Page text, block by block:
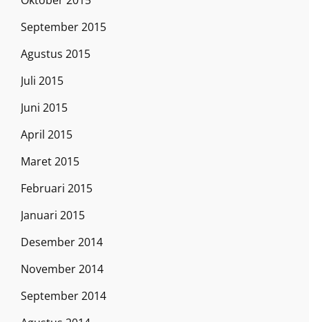
September 2015
Agustus 2015
Juli 2015
Juni 2015
April 2015
Maret 2015
Februari 2015
Januari 2015
Desember 2014
November 2014
September 2014